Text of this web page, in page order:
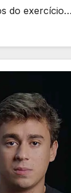
do exercício…